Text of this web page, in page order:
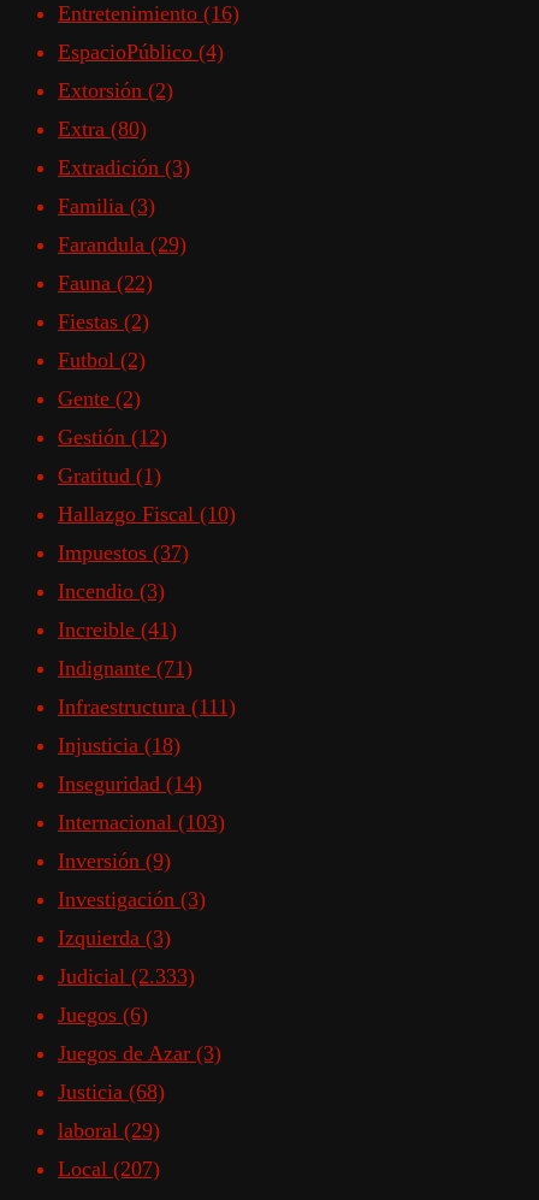
Entretenimiento (16)
EspacioPúblico (4)
Extorsión (2)
Extra (80)
Extradición (3)
Familia (3)
Farandula (29)
Fauna (22)
Fiestas (2)
Futbol (2)
Gente (2)
Gestión (12)
Gratitud (1)
Hallazgo Fiscal (10)
Impuestos (37)
Incendio (3)
Increible (41)
Indignante (71)
Infraestructura (111)
Injusticia (18)
Inseguridad (14)
Internacional (103)
Inversión (9)
Investigación (3)
Izquierda (3)
Judicial (2.333)
Juegos (6)
Juegos de Azar (3)
Justicia (68)
laboral (29)
Local (207)